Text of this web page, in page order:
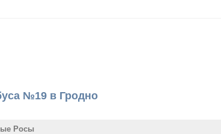
№19 в Гродно
Росы